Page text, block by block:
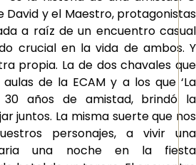
David y el Maestro, protagonistas
a raíz de un encuentro casual
crucial en la vida de ambos. Y
propia. La de dos chavales que
de la ECAM y a los que ‘La
años de amistad, brindó la
juntos. La misma suerte que nos
personajes, a vivir una
una noche en la fiesta